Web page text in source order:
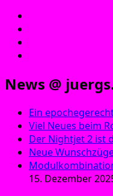
News @
Ein
Viel Neues beim
Der Nightjet 2 ist
Neue
15. Dezember